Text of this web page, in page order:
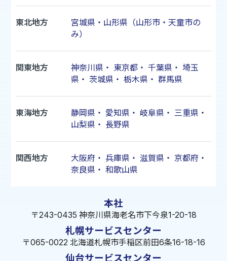
東北地方
宮城県・山形県（山形市・天童市の
み）
関東地方 神奈川県 ・ 東京都・ 千葉県 ・ 埼玉
県 ・ 茨城県 ・ 栃木県 ・ 群馬県
東海地方 静岡県 ・ 愛知県 ・ 岐阜県 ・ 三重県 ・
山梨県 ・ 長野県
関西地方 大阪府 ・ 兵庫県 ・ 滋賀県 ・ 京都府 ・
奈良県 ・ 和歌山県
本社
〒243-0435 神奈川県海老名市下今泉1-20-18
札幌サービスセンター
〒065-0022 北海道札幌市手稲区前田6条16-18-16
仙台サービスセンター